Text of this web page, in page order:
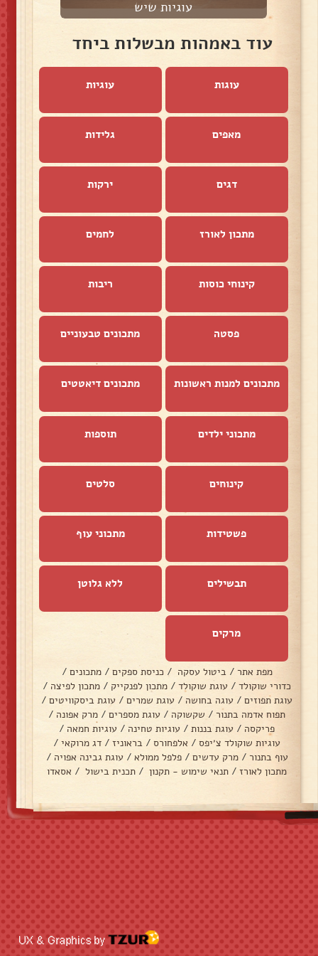
עוגיות שיש
עוד באמהות מבשלות ביחד
עוגות עוגיות
מאפים גלידות
דגים ירקות
מתכון לאורז לחמים
קינוחי כוסות ריבות
פסטה מתכונים טבעוניים
מתכונים למנות ראשונות מתכונים דיאטטים
מתכוני ילדים תוספות
קינוחים סלטים
פשטידות מתכוני עוף
תבשילים ללא גלוטן
מרקים
מפת אתר / ביטול עסקה / כניסת ספקים / מתכונים /
כדורי שוקולד / עוגת שוקולד / מתכון לפנקייק / מתכון לפיצה /
עוגת תפוזים / עוגה בחושה / עוגת שמרים / עוגת ביסקוויטים /
תפוח אדמה בתנור / שקשוקה / עוגת מספרים / מרק אפונה /
פריקסה / עוגת בננות / עוגיות טחינה / עוגיות חמאה /
עוגיות שוקולד צ׳יפס / אלפחורס / בראוניז / דג מרוקאי /
עוף בתנור / מרק עדשים / פלפל ממולא / עוגת גבינה אפויה /
מתכון לאורז / תנאי שימוש - תקנון / תכנית בישול / אסאדו